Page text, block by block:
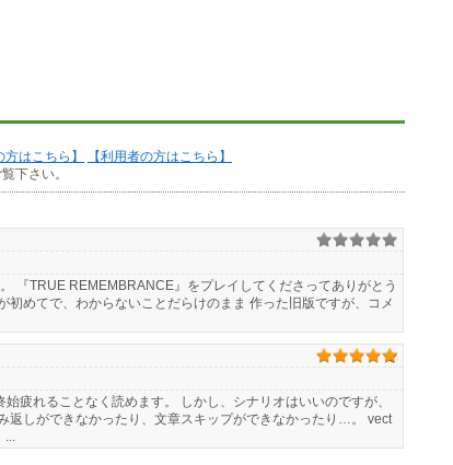
方はこちら】
【利用者の方はこちら】
下さい。
『TRUE REMEMBRANCE』をプレイしてくださってありがとう
初めてで、わからないことだらけのまま 作った旧版ですが、コメ
疲れることなく読めます。 しかし、シナリオはいいのですが、
返しができなかったり、文章スキップができなかったり…。 vect